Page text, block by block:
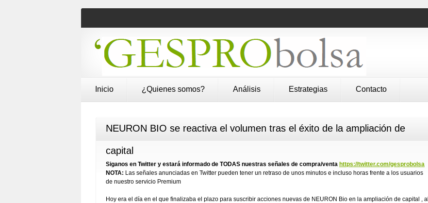
Inicio ¿Quienes somos? Análisis Estrategias Contacto
NEURON BIO se reactiva el volumen tras el éxito de la ampliación de
capital
Siganos en Twitter y estará informado de TODAS nuestras señales de compra/venta https://twitter.com/gesprobolsa
NOTA: Las señales anunciadas en Twitter pueden tener un retraso de unos minutos e incluso horas frente a los usuarios
de nuestro servicio Premium
Hoy era el día en el que finalizaba el plazo para suscribir acciones nuevas de NEURON Bio en la ampliación de capital , al